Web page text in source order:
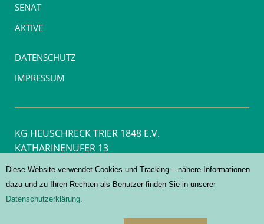
SENAT
AKTIVE
DATENSCHUTZ
IMPRESSUM
KG HEUSCHRECK TRIER 1848 E.V.
KATHARINENUFER 13
INFO@HEUSCHRECK.DE
Diese Website verwendet Cookies und Tracking – nähere Informationen
dazu und zu Ihren Rechten als Benutzer finden Sie in unserer
Datenschutzerklärung.